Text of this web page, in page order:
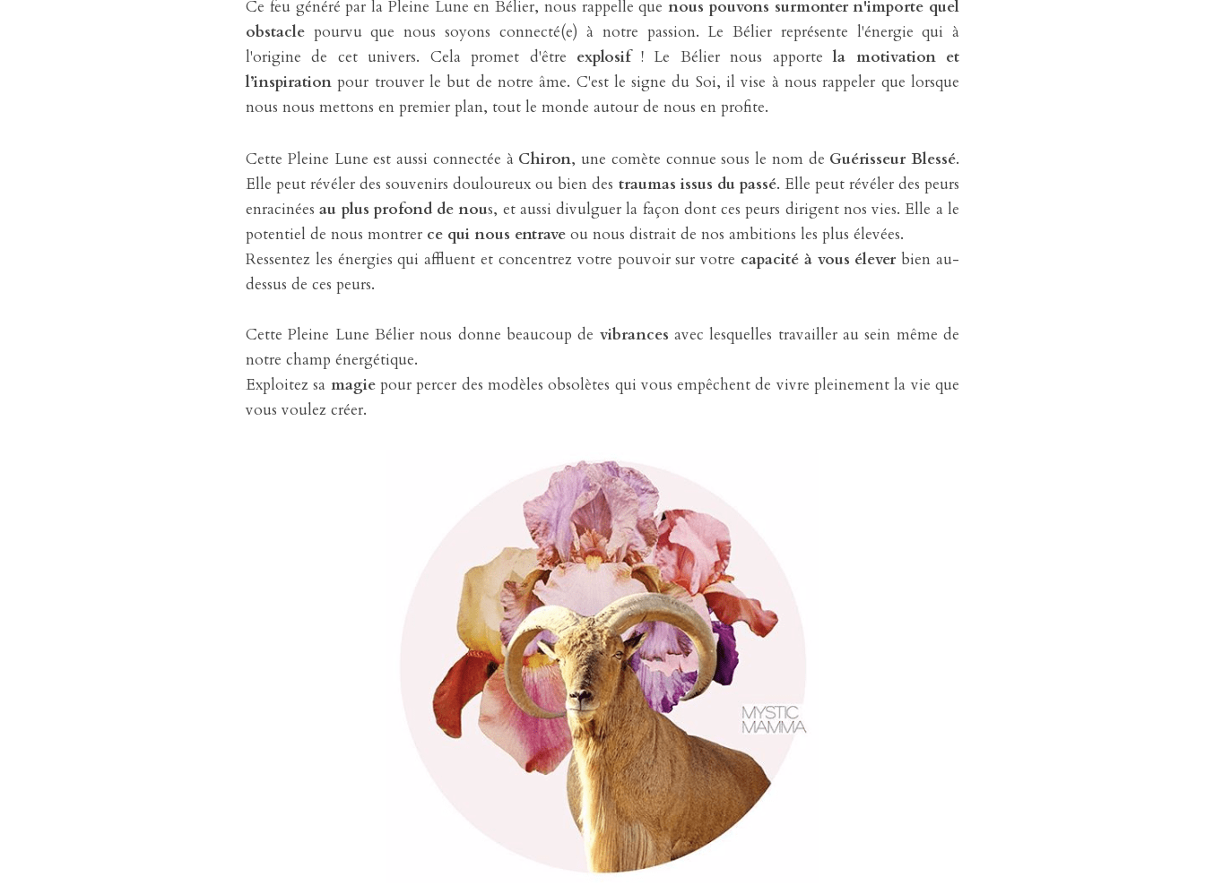
Ce feu généré par la Pleine Lune en Bélier, nous rappelle que nous pouvons surmonter n'importe quel
obstacle pourvu que nous soyons connecté(e) à notre passion. Le Bélier représente l'énergie qui à
l'origine de cet univers. Cela promet d'être explosif ! Le Bélier nous apporte la motivation et
l’inspiration pour trouver le but de notre âme. C'est le signe du Soi, il vise à nous rappeler que lorsque
nous nous mettons en premier plan, tout le monde autour de nous en profite.
Cette Pleine Lune est aussi connectée à Chiron, une comète connue sous le nom de Guérisseur Blessé.
Elle peut révéler des souvenirs douloureux ou bien des traumas issus du passé. Elle peut révéler des peurs
enracinées au plus profond de nous, et aussi divulguer la façon dont ces peurs dirigent nos vies. Elle a le
potentiel de nous montrer ce qui nous entrave ou nous distrait de nos ambitions les plus élevées.
Ressentez les énergies qui affluent et concentrez votre pouvoir sur votre capacité à vous élever bien au-
dessus de ces peurs.
Cette Pleine Lune Bélier nous donne beaucoup de vibrances avec lesquelles travailler au sein même de
notre champ énergétique.
Exploitez sa magie pour percer des modèles obsolètes qui vous empêchent de vivre pleinement la vie que
vous voulez créer.